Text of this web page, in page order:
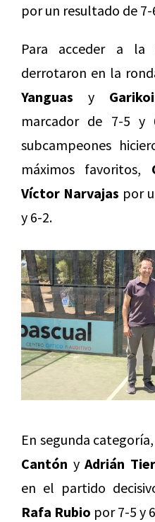
por un resultado de 7-
Para acceder a la
derrotaron en la
Yanguas y
marcador de 7-5 y
subcampeones
máximos favoritos,
Víctor Narvajas por
y 6-2.
En segunda
Cantón yAdrián
en el partido
Rafa Rubio por 7-5 y